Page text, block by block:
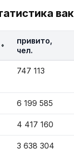
привито,
чел.
747 113
6 199 585
4 417 160
3 638 304